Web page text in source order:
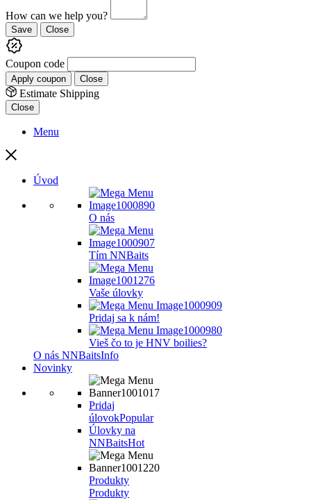
How can we help you?
Save Close
Coupon code
Apply coupon Close
Estimate Shipping
Close
Menu
Úvod
O nás
Tím NNBaits
Vaše úlovky
Pridaj sa k nám!
Vieš čo to je HNV boilies?
O nás NNBaitsInfo
Novinky
Pridaj
úlovokPopular
Úlovky na
NNBaitsHot
Produkty
Produkty